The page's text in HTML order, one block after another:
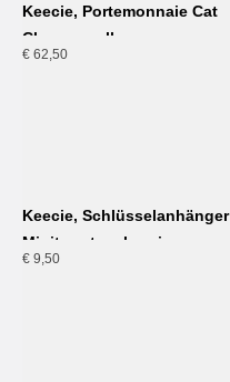
Keecie, Portemonnaie Cat
Chase small, cognac
€ 62,50
Keecie, Schlüsselanhänger
Minitweet, aubergine
€ 9,50